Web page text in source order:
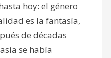
hoy: el género
es la fantasía,
de décadas
se había